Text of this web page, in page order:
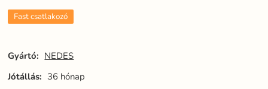
Fast csatlakozó
Gyártó: NEDES
Jótállás: 36 hónap